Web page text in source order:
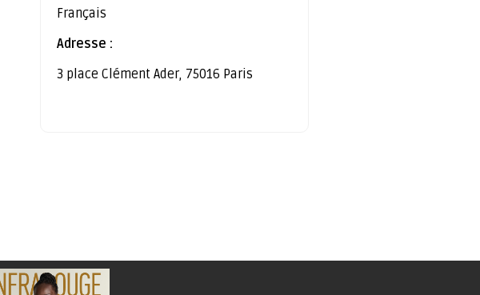
Français
Adresse :
3 place Clément Ader, 75016 Paris